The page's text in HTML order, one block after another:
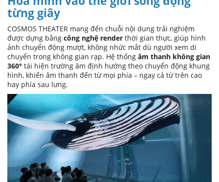
từng giây
COSMOS THEATER mang đến chuỗi nội dung trải nghiệm
được dựng bằng công nghệ render thời gian thực, giúp hình
ảnh chuyển động mượt, không nhức mắt dù người xem di
chuyển trong không gian rạp. Hệ thống âm thanh không gian
360° tái hiện trường âm định hướng theo chuyển động khung
hình, khiến âm thanh đến từ mọi phía – ngay cả từ trên cao
hay phía sau lưng.